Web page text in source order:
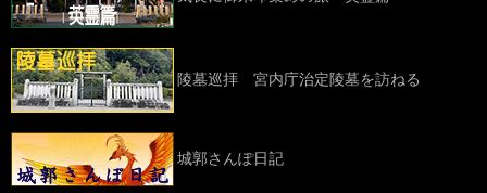
陵墓巡拝 宮内庁治定陵墓を訪ねる
城郭さんぽ日記